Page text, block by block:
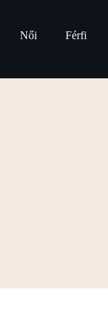
Női Férfi